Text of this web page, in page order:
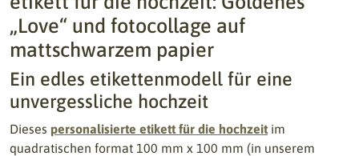
„Love“ und fotocollage auf
mattschwarzem papier
Ein edles etikettenmodell für eine
unvergessliche hochzeit
Dieses personalisierte etikett für die hochzeitim
quadratischen format 100 mm x 100 mm (in unserem